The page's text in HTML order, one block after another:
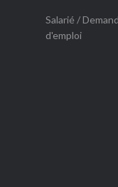
Salarié /
d'emploi